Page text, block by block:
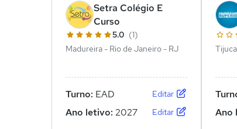
Setra Colégio E
Curso
5.0 (1)
Madureira - Rio de Janeiro - RJ
Turno: EAD Editar
Ano letivo: 2027 Editar Ano